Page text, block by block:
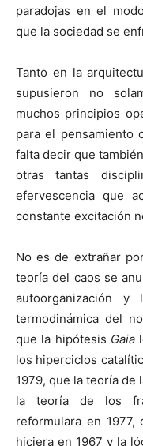
paradojas en el
que la sociedad se
Tanto en la
supusieron no
muchos principios
para el pensamiento
falta decir que
otras tantas
efervescencia que
constante excitación
No es de extrañar
teoría del caos se
autoorganización
termodinámica del
que la hipótesis Gaia
los hiperciclos
1979, que la teoría de
la teoría de los
reformulara en
hiciera en 1967 y la